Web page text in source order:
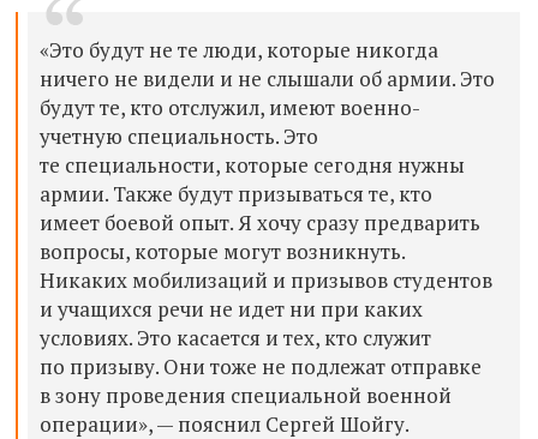
«Это будут не те люди, которые никогда
ничего не видели и не слышали об армии. Это
будут те, кто отслужил, имеют военно-
учетную специальность. Это
те специальности, которые сегодня нужны
армии. Также будут призываться те, кто
имеет боевой опыт. Я хочу сразу предварить
вопросы, которые могут возникнуть.
Никаких мобилизаций и призывов студентов
и учащихся речи не идет ни при каких
условиях. Это касается и тех, кто служит
по призыву. Они тоже не подлежат отправке
в зону проведения специальной военной
операции», — пояснил Сергей Шойгу.